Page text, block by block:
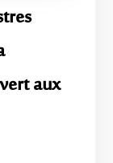
aux